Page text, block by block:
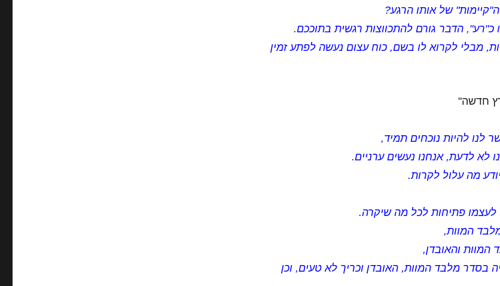
של אותו הרגע?
הדבר גורם להתכווצות רגשית בתוככם.
מבלי לקרוא לו בשם, כוח עצום נעשה לפתע זמין
חדשה"
לנו להיות נוכחים תמיד,
לא לדעת, אנחנו נעשים ערניים.
מה עלול לקרות.
פתיחות לכל מה שיקרה.
המוות,
והאובדן,
בסדר מלבד המוות, האובדן וכריך לא טעים, וכן